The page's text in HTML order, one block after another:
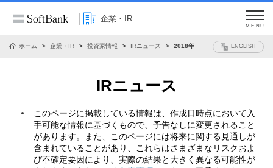
企業・IR
MENU
ホーム 企業・IR 投資家情報 IRニュース 2018年 ENGLISH
IRニュース
このページに掲載している情報は、作成日時点において入
手可能な情報に基づくもので、予告なしに変更されること
があります。また、このページには将来に関する見通しが
含まれていることがあり、これらはさまざまなリスクおよ
び不確定要因により、実際の結果と大きく異なる可能性が